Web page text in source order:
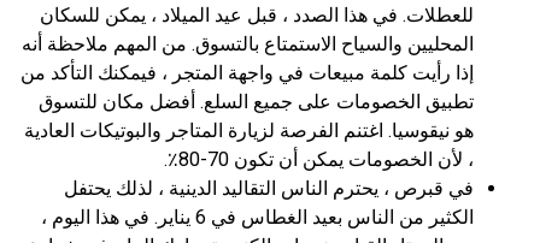
للعطلات. في هذا الصدد ، قبل عيد الميلاد ، يمكن للسكان
المحليين والسياح الاستمتاع بالتسوق. من المهم ملاحظة أنه
إذا رأيت كلمة مبيعات في واجهة المتجر ، فيمكنك التأكد من
تطبيق الخصومات على جميع السلع. أفضل مكان للتسوق
هو نيقوسيا. اغتنم الفرصة لزيارة المتاجر والبوتيكات العادية
، لأن الخصومات يمكن أن تكون 70-80٪.
في قبرص ، يحترم الناس التقاليد الدينية ، لذلك يحتفل
الكثير من الناس بعيد الغطاس في 6 يناير. في هذا اليوم ،